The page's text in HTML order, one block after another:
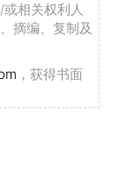
相关权利人
摘编、复制及
，获得书面